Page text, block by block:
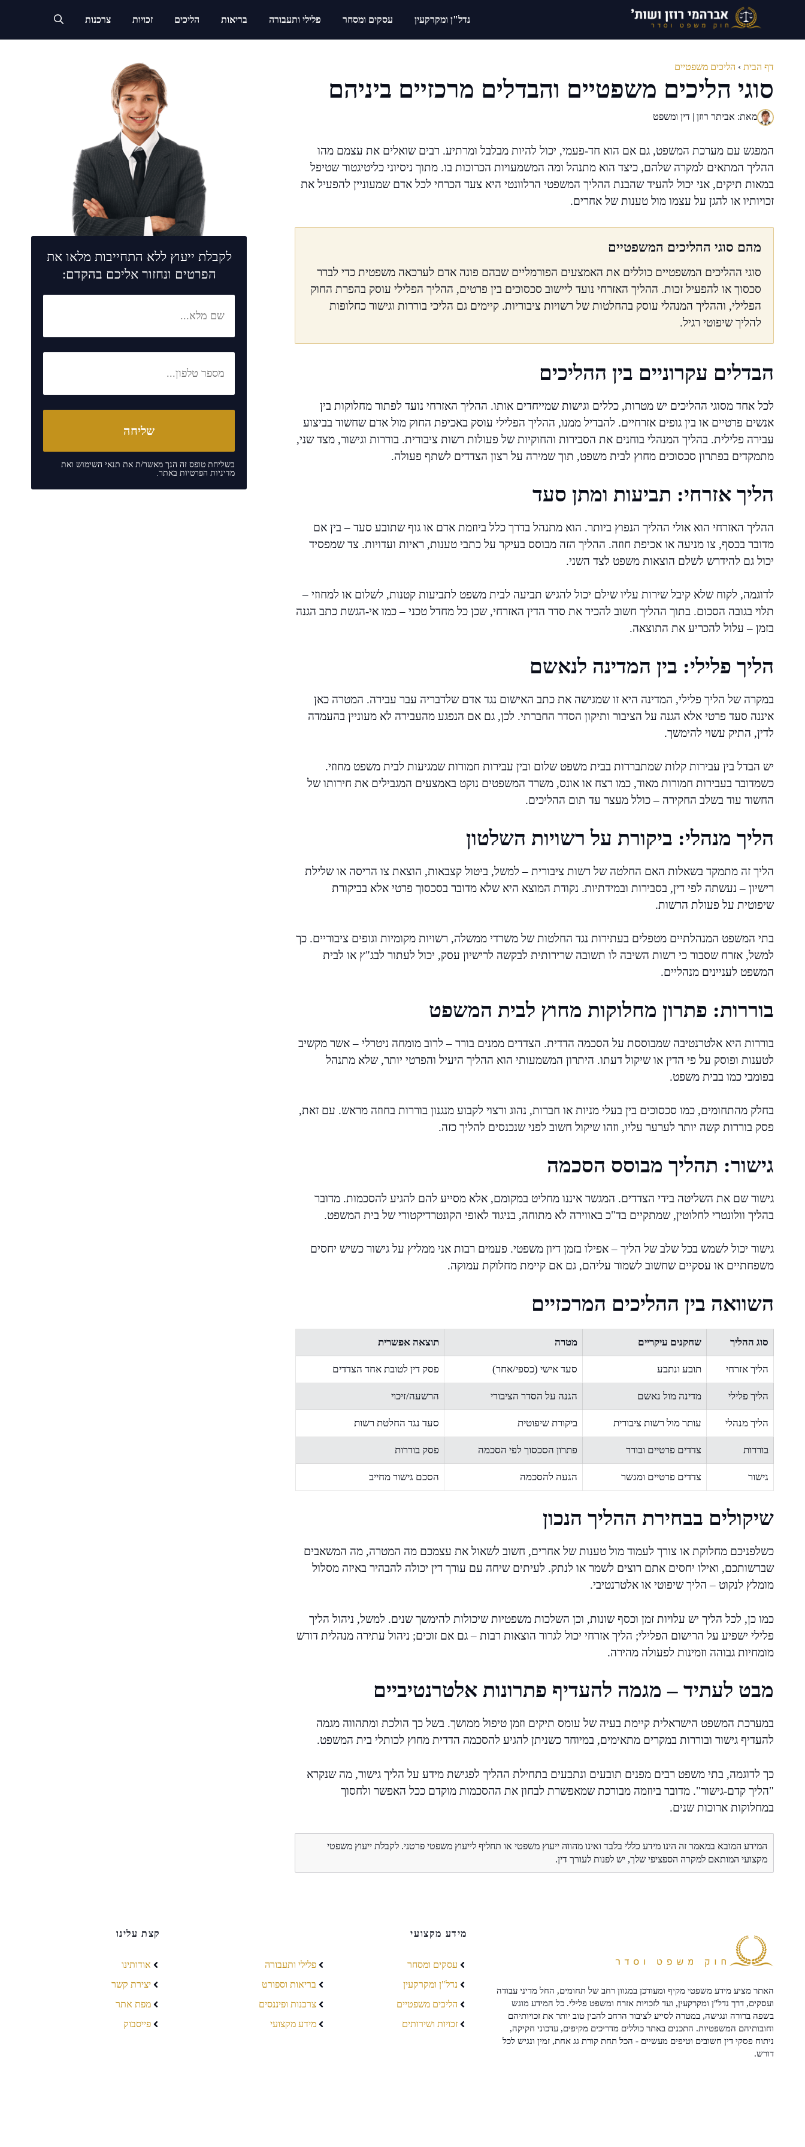
נדל"ן ומקרקעין עסקים ומסחר פלילי ותעבורה בריאות הליכים זכויות צרכנות
דף הבית › הליכים משפטיים
סוגי הליכים משפטיים והבדלים מרכזיים ביניהם
מאת: אביתר רוזן | דין ומשפט
המפגש עם מערכת המשפט, גם אם הוא חד-פעמי, יכול להיות מבלבל ומרתיע. רבים שואלים את עצמם מהו
ההליך המתאים למקרה שלהם, כיצד הוא מתנהל ומה המשמעויות הכרוכות בו. מתוך ניסיוני כליטיגטור שטיפל
במאות תיקים, אני יכול להעיד שהבנת ההליך המשפטי הרלוונטי היא צעד הכרחי לכל אדם שמעוניין להפעיל את
זכויותיו או להגן על עצמו מול טענות של אחרים.
מהם סוגי ההליכים המשפטיים
סוגי ההליכים המשפטיים כוללים את האמצעים הפורמליים שבהם פונה אדם לערכאה משפטית כדי לברר
סכסוך או להפעיל זכות. ההליך האזרחי נועד ליישוב סכסוכים בין פרטים, ההליך הפלילי עוסק בהפרת החוק
הפלילי, וההליך המנהלי עוסק בהחלטות של רשויות ציבוריות. קיימים גם הליכי בוררות וגישור כחלופות
להליך שיפוטי רגיל.
הבדלים עקרוניים בין ההליכים
לכל אחד מסוגי ההליכים יש מטרות, כללים וגישות שמייחדים אותו. ההליך האזרחי נועד לפתור מחלוקות בין
אנשים פרטיים או בין גופים אזרחיים. להבדיל ממנו, ההליך הפלילי עוסק באכיפת החוק מול אדם שחשוד בביצוע
עבירה פלילית. בהליך המנהלי בוחנים את הסבירות והחוקיות של פעולות רשות ציבורית. בוררות וגישור, מצד שני,
מתמקדים בפתרון סכסוכים מחוץ לבית משפט, תוך שמירה על רצון הצדדים לשתף פעולה.
הליך אזרחי: תביעות ומתן סעד
ההליך האזרחי הוא אולי ההליך הנפוץ ביותר. הוא מתנהל בדרך כלל ביוזמת אדם או גוף שתובע סעד – בין אם
מדובר בכסף, צו מניעה או אכיפת חוזה. ההליך הזה מבוסס בעיקר על כתבי טענות, ראיות ועדויות. צד שמפסיד
יכול גם להידרש לשלם הוצאות משפט לצד השני.
לדוגמה, לקוח שלא קיבל שירות עליו שילם יכול להגיש תביעה לבית משפט לתביעות קטנות, לשלום או למחוזי –
תלוי בגובה הסכום. בתוך ההליך חשוב להכיר את סדר הדין האזרחי, שכן כל מחדל טכני – כמו אי-הגשת כתב הגנה
בזמן – עלול להכריע את התוצאה.
הליך פלילי: בין המדינה לנאשם
במקרה של הליך פלילי, המדינה היא זו שמגישה את כתב האישום נגד אדם שלדבריה עבר עבירה. המטרה כאן
איננה סעד פרטי אלא הגנה על הציבור ותיקון הסדר החברתי. לכן, גם אם הנפגע מהעבירה לא מעוניין בהעמדה
לדין, התיק עשוי להימשך.
יש הבדל בין עבירות קלות שמתבררות בבית משפט שלום ובין עבירות חמורות שמגיעות לבית משפט מחוזי.
כשמדובר בעבירות חמורות מאוד, כמו רצח או אונס, משרד המשפטים נוקט באמצעים המגבילים את חירותו של
החשוד עוד בשלב החקירה – כולל מעצר עד תום ההליכים.
הליך מנהלי: ביקורת על רשויות השלטון
הליך זה מתמקד בשאלות האם החלטה של רשות ציבורית – למשל, ביטול קצבאות, הוצאת צו הריסה או שלילת
רישיון – נעשתה לפי דין, בסבירות ובמידתיות. נקודת המוצא היא שלא מדובר בסכסוך פרטי אלא בביקורת
שיפוטית על פעולת הרשות.
בתי המשפט המנהלתיים מטפלים בעתירות נגד החלטות של משרדי ממשלה, רשויות מקומיות וגופים ציבוריים. כך
למשל, אזרח שסבור כי רשות השיבה לו תשובה שרירותית לבקשה לרישיון עסק, יכול לעתור לבג"ץ או לבית
המשפט לעניינים מנהליים.
בוררות: פתרון מחלוקות מחוץ לבית המשפט
בוררות היא אלטרנטיבה שמבוססת על הסכמה הדדית. הצדדים ממנים בורר – לרוב מומחה ניטרלי – אשר מקשיב
לטענות ופוסק על פי הדין או שיקול דעתו. היתרון המשמעותי הוא ההליך היעיל והפרטי יותר, שלא מתנהל
בפומבי כמו בבית משפט.
בחלק מהתחומים, כמו סכסוכים בין בעלי מניות או חברות, נהוג ורצוי לקבוע מנגנון בוררות בחוזה מראש. עם זאת,
פסק בוררות קשה יותר לערער עליו, וזהו שיקול חשוב לפני שנכנסים להליך כזה.
גישור: תהליך מבוסס הסכמה
גישור שם את השליטה בידי הצדדים. המגשר איננו מחליט במקומם, אלא מסייע להם להגיע להסכמות. מדובר
בהליך וולונטרי לחלוטין, שמתקיים בד"כ באווירה לא מתוחה, בניגוד לאופי הקונטרדיקטורי של בית המשפט.
גישור יכול לשמש בכל שלב של הליך – אפילו בזמן דיון משפטי. פעמים רבות אני ממליץ על גישור כשיש יחסים
משפחתיים או עסקיים שחשוב לשמור עליהם, גם אם קיימת מחלוקת עמוקה.
השוואה בין ההליכים המרכזיים
סוג ההליך שחקנים עיקריים מטרה תוצאה אפשרית
הליך אזרחי תובע ונתבע סעד אישי (כספי/אחר) פסק דין לטובת אחד הצדדים
הליך פלילי מדינה מול נאשם הגנה על הסדר הציבורי הרשעה/זיכוי
הליך מנהלי עותר מול רשות ציבורית ביקורת שיפוטית סעד נגד החלטת רשות
בוררות צדדים פרטיים ובורר פתרון הסכסוך לפי הסכמה פסק בוררות
גישור צדדים פרטיים ומגשר הגעה להסכמה הסכם גישור מחייב
שיקולים בבחירת ההליך הנכון
כשלפניכם מחלוקת או צורך לעמוד מול טענות של אחרים, חשוב לשאול את עצמכם מה המטרה, מה המשאבים
שברשותכם, ואילו יחסים אתם רוצים לשמר או לנתק. לעיתים שיחה עם עורך דין יכולה להבהיר באיזה מסלול
מומלץ לנקוט – הליך שיפוטי או אלטרנטיבי.
כמו כן, לכל הליך יש עלויות זמן וכסף שונות, וכן השלכות משפטיות שיכולות להימשך שנים. למשל, ניהול הליך
פלילי ישפיע על הרישום הפלילי; הליך אזרחי יכול לגרור הוצאות רבות – גם אם זוכים; ניהול עתירה מנהלית דורש
מומחיות גבוהה וזמינות לפעולה מהירה.
מבט לעתיד – מגמה להעדיף פתרונות אלטרנטיביים
במערכת המשפט הישראלית קיימת בעיה של עומס תיקים וזמן טיפול ממושך. בשל כך הולכת ומתהווה מגמה
להעדיף גישור ובוררות במקרים מתאימים, במיוחד כשניתן להגיע להסכמה הדדית מחוץ לכותלי בית המשפט.
כך לדוגמה, בתי משפט רבים מפנים תובעים ונתבעים בתחילת ההליך לפגישת מידע על הליך גישור, מה שנקרא
"הליך קדם-גישור". מדובר ביוזמה מבורכת שמאפשרת לבחון את ההסכמות מוקדם ככל האפשר ולחסוך
במחלוקות ארוכות שנים.
המידע המובא במאמר זה הינו מידע כללי בלבד ואינו מהווה ייעוץ משפטי או תחליף לייעוץ משפטי פרטני. לקבלת ייעוץ משפטי
מקצועי המותאם למקרה הספציפי שלך, יש לפנות לעורך דין.
לקבלת ייעוץ ללא התחייבות מלאו את
הפרטים ונחזור אליכם בהקדם:
בשליחת טופס זה הנך מאשר/ת את תנאי השימושואת
מדיניות הפרטיותבאתר.
האתר מציע מידע משפטי מקיף ומעודכן במגוון רחב של תחומים, החל מדיני עבודה
ועסקים, דרך נדל"ן ומקרקעין, ועד לזכויות אזרח ומשפט פלילי. כל המידע מוגש
בשפה ברורה ונגישה, במטרה לסייע לציבור הרחב להבין טוב יותר את זכויותיהם
וחובותיהם המשפטיות. התכנים באתר כוללים מדריכים מקיפים, עדכוני חקיקה,
ניתוח פסקי דין חשובים וטיפים מעשיים - הכל תחת קורת גג אחת, זמין ונגיש לכל
דורש.
מידע מקצועי
עסקים ומסחר
נדל"ן ומקרקעין
הליכים משפטיים
זכויות ושירותים
פלילי ותעבורה
בריאות וספורט
צרכנות ופיננסים
מידע מקצועי
קצת עלינו
אודותינו
יצירת קשר
מפת אתר
פייסבוק